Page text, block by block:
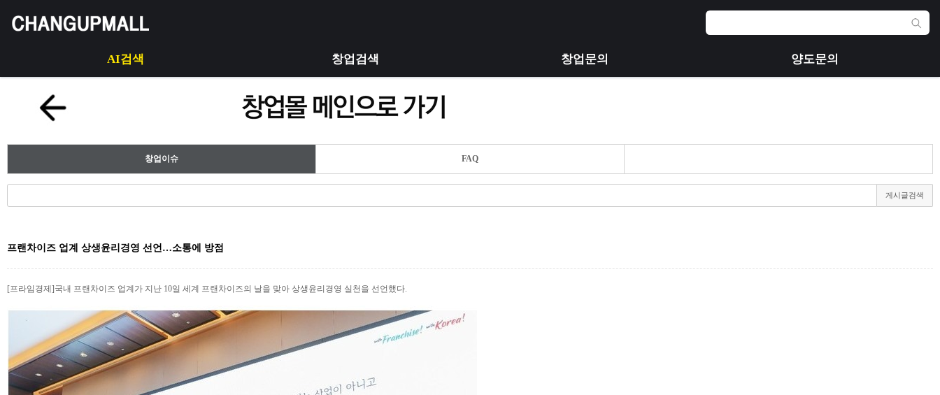
AI검색 창업검색 창업문의 양도문의
창업이슈 FAQ
게시글검색
프랜차이즈 업계 상생윤리경영 선언…소통에 방점
[프라임경제]국내 프랜차이즈 업계가 지난 10일 세계 프랜차이즈의 날을 맞아 상생윤리경영 실천을 선언했다.